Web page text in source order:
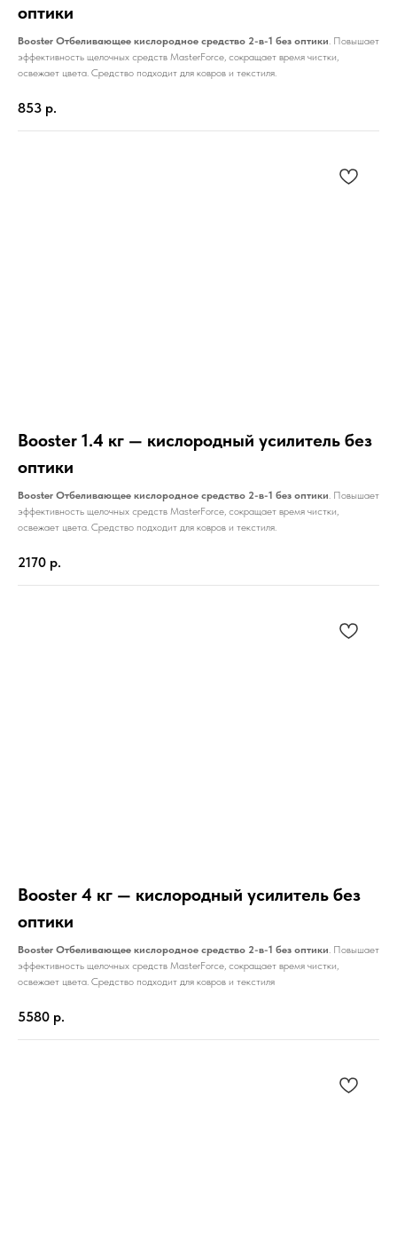
оптики
Booster Отбеливающее кислородное средство 2-в-1 без оптики . Повышает
эффективность щелочных средств MasterForce, сокращает время чистки,
освежает цвета. Средство подходит для ковров и текстиля.
853 р.
Booster 1.4 кг — кислородный усилитель без
оптики
Booster Отбеливающее кислородное средство 2-в-1 без оптики . Повышает
эффективность щелочных средств MasterForce, сокращает время чистки,
освежает цвета. Средство подходит для ковров и текстиля.
2170 р.
Booster 4 кг — кислородный усилитель без
оптики
Booster Отбеливающее кислородное средство 2-в-1 без оптики . Повышает
эффективность щелочных средств MasterForce, сокращает время чистки,
освежает цвета. Средство подходит для ковров и текстиля
5580 р.